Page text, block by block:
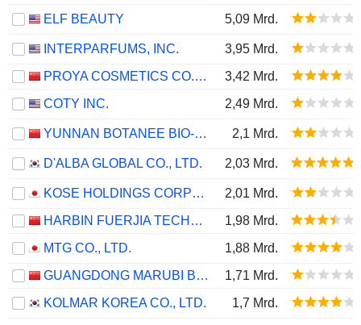
ELF BEAUTY 5,09 Mrd.
INTERPARFUMS, INC.
3,95 Mrd.
PROYA COSMETICS CO.,LTD.
3,42 Mrd.
COTY INC.
2,49 Mrd.
YUNNAN BOTANEE BIO-TECHNOLOGY GROUP CO.LTD 2,1 Mrd.
D'ALBA GLOBAL CO., LTD. 2,03 Mrd.
KOSE HOLDINGS CORPORATION
2,01 Mrd.
HARBIN FUERJIA TECHNOLOGY CO., LTD.
1,98 Mrd.
MTG CO., LTD.
1,88 Mrd.
GUANGDONG MARUBI BIOTECHNOLOGY CO., LTD.
1,71 Mrd.
KOLMAR KOREA CO., LTD.
1,7 Mrd.